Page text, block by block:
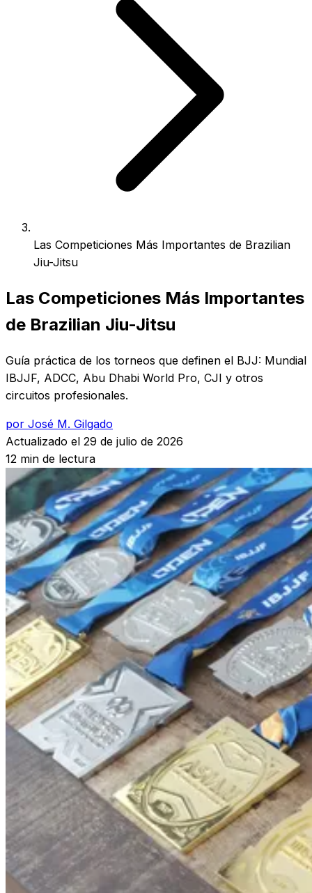
Las Competiciones Más Importantes de Brazilian
Jiu-Jitsu
Las Competiciones Más Importantes
de Brazilian Jiu-Jitsu
Guía práctica de los torneos que definen el BJJ: Mundial
IBJJF, ADCC, Abu Dhabi World Pro, CJI y otros
circuitos profesionales.
por José M. Gilgado
Actualizado el 29 de julio de 2026
12 min de lectura